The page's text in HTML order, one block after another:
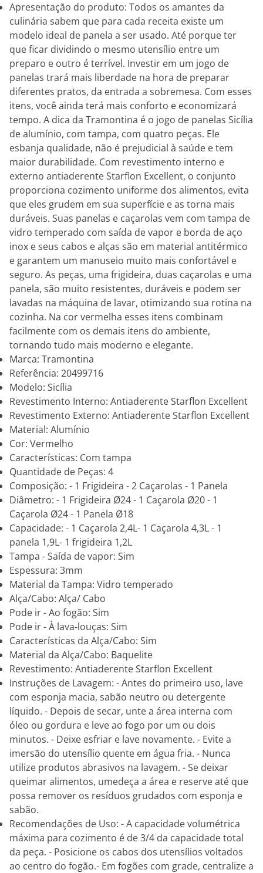
Apresentação do produto: Todos os amantes da
culinária sabem que para cada receita existe um
modelo ideal de panela a ser usado. Até porque ter
que ficar dividindo o mesmo utensílio entre um
preparo e outro é terrível. Investir em um jogo de
panelas trará mais liberdade na hora de preparar
diferentes pratos, da entrada a sobremesa. Com esses
itens, você ainda terá mais conforto e economizará
tempo. A dica da Tramontina é o jogo de panelas Sicília
de alumínio, com tampa, com quatro peças. Ele
esbanja qualidade, não é prejudicial à saúde e tem
maior durabilidade. Com revestimento interno e
externo antiaderente Starflon Excellent, o conjunto
proporciona cozimento uniforme dos alimentos, evita
que eles grudem em sua superfície e as torna mais
duráveis. Suas panelas e caçarolas vem com tampa de
vidro temperado com saída de vapor e borda de aço
inox e seus cabos e alças são em material antitérmico
e garantem um manuseio muito mais confortável e
seguro. As peças, uma frigideira, duas caçarolas e uma
panela, são muito resistentes, duráveis e podem ser
lavadas na máquina de lavar, otimizando sua rotina na
cozinha. Na cor vermelha esses itens combinam
facilmente com os demais itens do ambiente,
tornando tudo mais moderno e elegante.
Marca: Tramontina
Referência: 20499716
Modelo: Sicília
Revestimento Interno: Antiaderente Starflon Excellent
Revestimento Externo: Antiaderente Starflon Excellent
Material: Alumínio
Cor: Vermelho
Características: Com tampa
Quantidade de Peças: 4
Composição: - 1 Frigideira - 2 Caçarolas - 1 Panela
Diâmetro: - 1 Frigideira Ø24 - 1 Caçarola Ø20 - 1
Caçarola Ø24 - 1 Panela Ø18
Capacidade: - 1 Caçarola 2,4L- 1 Caçarola 4,3L - 1
panela 1,9L- 1 frigideira 1,2L
Tampa - Saída de vapor: Sim
Espessura: 3mm
Material da Tampa: Vidro temperado
Alça/Cabo: Alça/ Cabo
Pode ir - Ao fogão: Sim
Pode ir - À lava-louças: Sim
Características da Alça/Cabo: Sim
Material da Alça/Cabo: Baquelite
Revestimento: Antiaderente Starflon Excellent
Instruções de Lavagem: - Antes do primeiro uso, lave
com esponja macia, sabão neutro ou detergente
líquido. - Depois de secar, unte a área interna com
óleo ou gordura e leve ao fogo por um ou dois
minutos. - Deixe esfriar e lave novamente. - Evite a
imersão do utensílio quente em água fria. - Nunca
utilize produtos abrasivos na lavagem. - Se deixar
queimar alimentos, umedeça a área e reserve até que
possa remover os resíduos grudados com esponja e
sabão.
Recomendações de Uso: - A capacidade volumétrica
máxima para cozimento é de 3/4 da capacidade total
da peça. - Posicione os cabos dos utensílios voltados
ao centro do fogão.- Em fogões com grade, centralize a